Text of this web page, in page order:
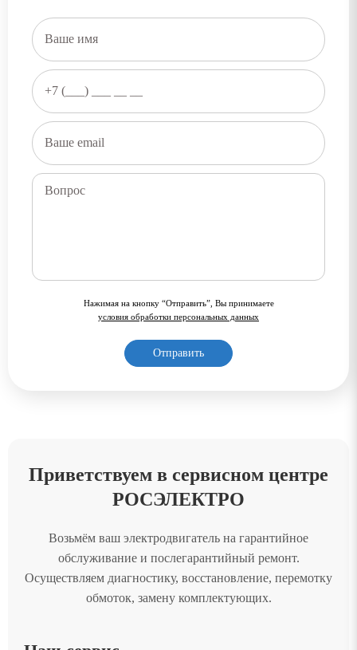
Нажимая на кнопку “Отправить”, Вы принимаете
условия обработки персональных данных
Приветствуем в сервисном центре
РОСЭЛЕКТРО
Возьмём ваш электродвигатель на гарантийное
обслуживание и послегарантийный ремонт.
Осуществляем диагностику, восстановление, перемотку
обмоток, замену комплектующих.